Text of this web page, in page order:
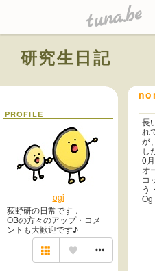
tuna.be
研究生日記
PROFILE
ogi
荻野研の日常です．
OBの方々のアップ・コメ
ントも大歓迎です♪
長
れ
が
し
0
オ
コ
う
Og